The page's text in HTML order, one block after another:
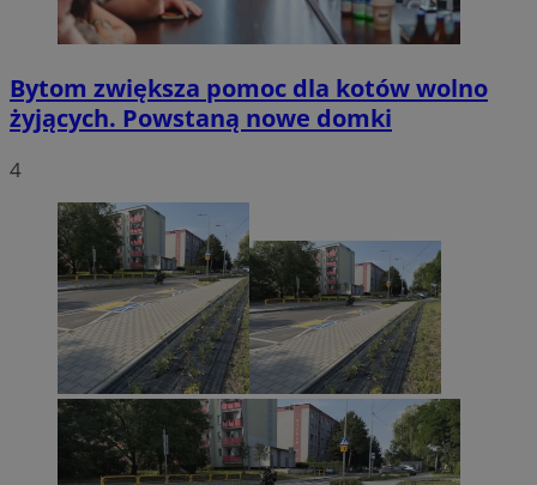
Bytom zwiększa pomoc dla kotów wolno
żyjących. Powstaną nowe domki
4